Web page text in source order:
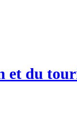
et du